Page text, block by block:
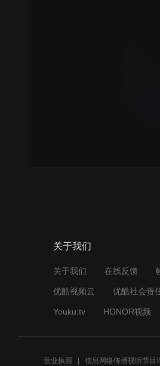
关于我们
关于我们 在线反馈
优酷视频云 优酷社会责
Youku.tv HONOR视频
营业执照 信息网络传播视听节目